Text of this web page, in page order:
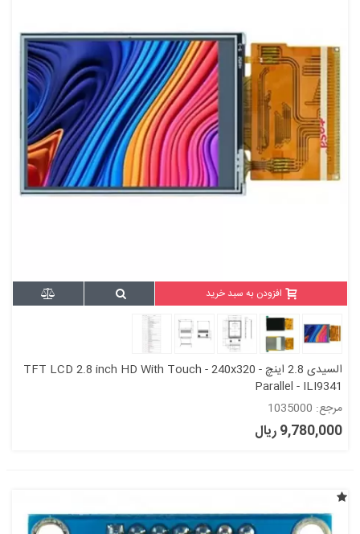
افزودن به سبد خرید
السیدی 2.8 اینچ TFT LCD 2.8 inch HD With Touch - 240x320 -
Parallel - ILI9341
مرجع: 1035000
9,780,000 ریال